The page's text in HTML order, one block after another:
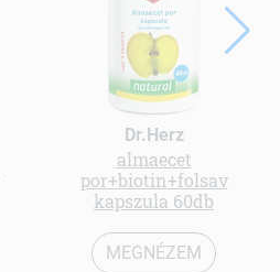
Dr.Herz
almaecet
por+biotin+folsav
kapszula 60db
MEGNÉZEM